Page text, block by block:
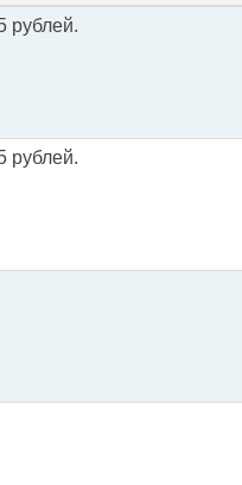
рублей.
рублей.